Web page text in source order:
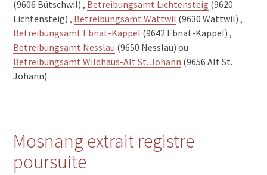
(9606 Bütschwil) , Betreibungsamt Lichtensteig (9620
Lichtensteig) , Betreibungsamt Wattwil (9630 Wattwil) ,
Betreibungsamt Ebnat-Kappel (9642 Ebnat-Kappel) ,
Betreibungsamt Nesslau (9650 Nesslau) ou
Betreibungsamt Wildhaus-Alt St. Johann (9656 Alt St.
Johann).
Mosnang extrait registre
poursuite